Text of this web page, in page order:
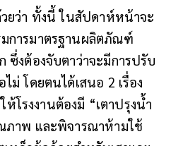
ยว่า ทั้งนี้ ในสัปดาห์หน้าจะ
การมาตรฐานผลิตภัณฑ์
ซึ่งต้องจับตาว่าจะมีการปรับ
ม่ โดยตนได้เสนอ 2 เรื่อง
โรงงานต้องมี “เตาปรุงน้ำ
ภาพ และพิจารณาห้ามใช้